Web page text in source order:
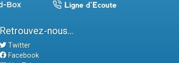
Retrouvez-nous...
Twitter
Facebook